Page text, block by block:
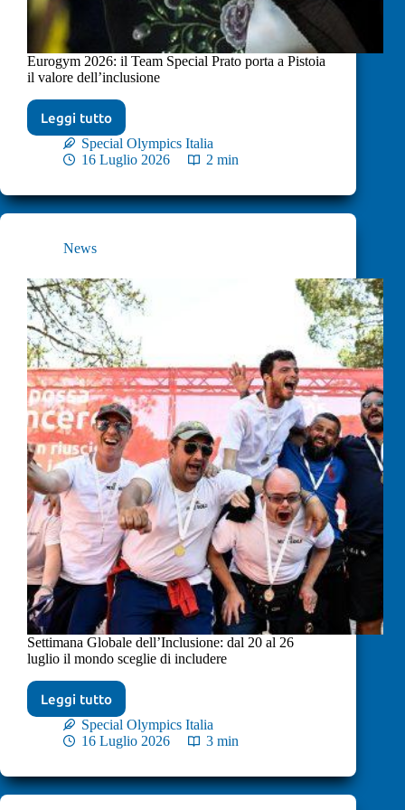
Eurogym 2026: il Team Special Prato porta a Pistoia
il valore dell’inclusione
Leggi tutto
Special Olympics Italia
16 Luglio 2026
2 min
News
Settimana Globale dell’Inclusione: dal 20 al 26
luglio il mondo sceglie di includere
Leggi tutto
Special Olympics Italia
16 Luglio 2026
3 min